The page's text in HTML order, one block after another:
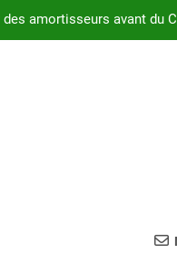
amortisseurs avant du
avec suspension arrière
amortisseurs avant du
Voyager : ce que